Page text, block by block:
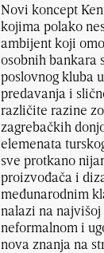
Novi koncept
kojima polako
ambijent koji
osobnih bankara
poslovnog kluba
predavanja i
različite razine
zagrebačkih
elemenata
sve protkano
proizvođača i
međunarodnim
nalazi na
neformalnom i
nova znanja na